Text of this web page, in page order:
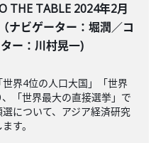
THE TABLE 2024年2月
ナビゲーター：堀潤／コ
ー：川村晃一)
世界4位の人口大国」「世界
「世界最大の直接選挙」で
について、アジア経済研究
す。